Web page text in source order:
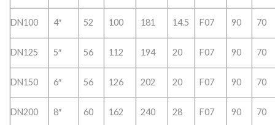
DN100 4″ 52 100 181 14.5 F07 90 70
DN125 5″ 56 112 194 20 F07 90 70
DN150 6″ 56 126 202 20 F07 90 70
DN200 8″ 60 162 240 28 F07 90 70